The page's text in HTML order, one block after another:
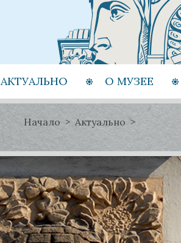
АКТУАЛЬНО О МУЗЕЕ
Начало Актуально